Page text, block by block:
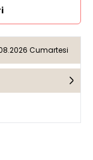
Cumartesi